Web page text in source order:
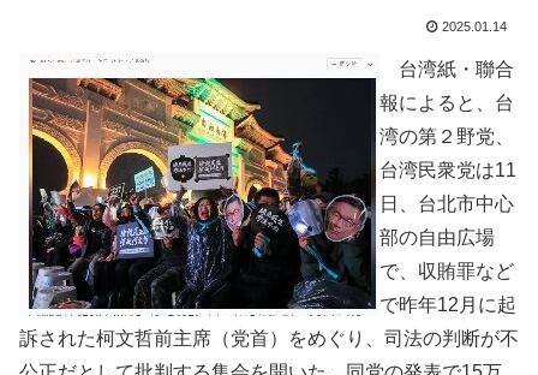
2025.01.14
台湾紙・聯合
報によると、台
湾の第２野党、
台湾民衆党は11
日、台北市中心
部の自由広場
で、収賄罪など
で昨年12月に起
訴された柯文哲前主席（党首）をめぐり、司法の判断が不